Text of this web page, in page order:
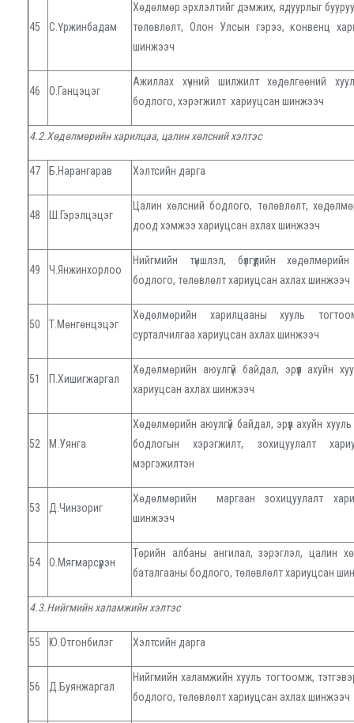
45 С.Үржинбадам
Хөдөлмөр эрхлэлтийг дэмжих, ядуурлыг
төлөвлөлт, Олон Улсын гэрээ, конвенц
шинжээч
46 О.Ганцэцэг
Ажиллах хүчний шилжилт хөдөлгөөний
бодлого, хэрэгжилт хариуцсан шинжээч
4.2.Хөдөлмөрийн харилцаа, цалин хөлсний хэлтэс
47 Б.Нарангарав Хэлтсийн дарга
48 Ш.Гэрэлцэцэг
Цалин хөлсний бодлого, төлөвлөлт,
доод хэмжээ хариуцсан ахлах шинжээч
49 Ч.Янжинхорлоо
Нийгмийн түншлэл, бүлгүүдийн
бодлого, төлөвлөлт хариуцсан ахлах шинжээч
50 Т.Мөнгөнцэцэг
Хөдөлмөрийн харилцааны хууль
сурталчилгаа хариуцсан ахлах шинжээч
51 П.Хишигжаргал
Хөдөлмөрийн аюулгүй байдал, эрүүл ахуйн
хариуцсан ахлах шинжээч
52 М.Уянга
Хөдөлмөрийн аюулгүй байдал, эрүүл ахуйн
бодлогын хэрэгжилт, зохицуулалт
мэргэжилтэн
53 Д.Чинзориг
Хөдөлмөрийн маргаан зохицуулалт
шинжээч
54 О.Мягмарсүрэн
Төрийн албаны ангилал, зэрэглэл, цалин
баталгааны бодлого, төлөвлөлт хариуцсан
4.3.Нийгмийн халамжийн хэлтэс
55 Ю.Отгонбилэг Хэлтсийн дарга
56 Д.Буянжаргал
Нийгмийн халамжийн хууль тогтоомж,
бодлого, төлөвлөлт хариуцсан ахлах шинжээч